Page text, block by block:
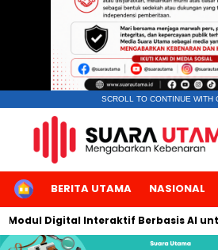
SCROLL TO CONTINUE WITH
HOMEBERITA UTAMA NASIONAL
Digital Interaktif Berbasis AI untuk